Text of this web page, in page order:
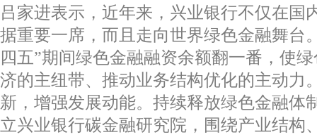
吕家进表示，近年来，兴业银行不仅在国
据重要一席，而且走向世界绿色金融舞台
四五”期间绿色金融融资余额翻一番，使
济的主纽带、推动业务结构优化的主动力
新，增强发展动能。持续释放绿色金融体
立兴业银行碳金融研究院，围绕产业结构